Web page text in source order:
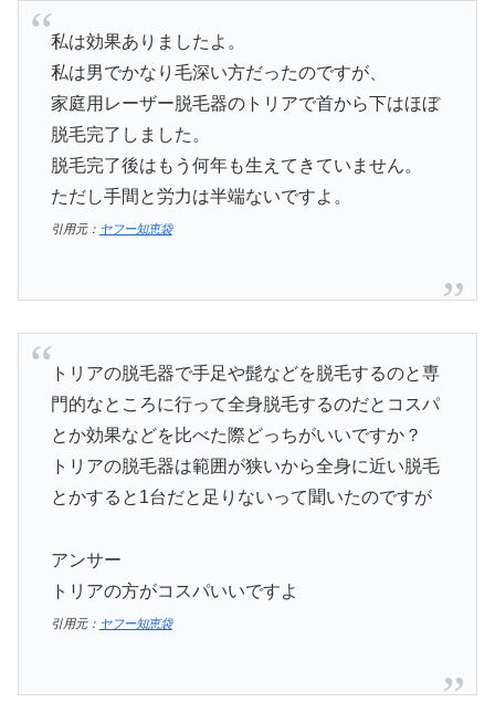
私は効果ありましたよ。
私は男でかなり毛深い方だったのですが、
家庭用レーザー脱毛器のトリアで首から下はほぼ
脱毛完了しました。
脱毛完了後はもう何年も生えてきていません。
ただし手間と労力は半端ないですよ。
引用元： ヤフー知恵袋
トリアの脱毛器で手足や髭などを脱毛するのと専
門的なところに行って全身脱毛するのだとコスパ
とか効果などを比べた際どっちがいいですか？
トリアの脱毛器は範囲が狭いから全身に近い脱毛
とかすると1台だと足りないって聞いたのですが
アンサー
トリアの方がコスパいいですよ
引用元： ヤフー知恵袋